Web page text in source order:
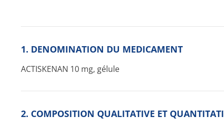
1. DENOMINATION DU MEDICAMENT
ACTISKENAN 10 mg, gélule
2. COMPOSITION QUALITATIVE ET